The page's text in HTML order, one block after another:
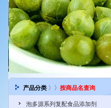
产品分类 〉〉 按商品名查询
泡多源系列复配食品添加剂